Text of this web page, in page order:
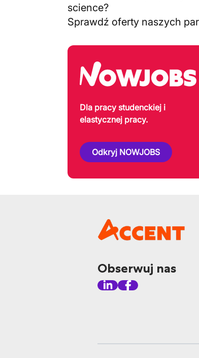
science?
Sprawdź oferty naszych
Dla pracy studenckiej i
elastycznej pracy.
Odkryj NOWJOBS
Obserwuj nas